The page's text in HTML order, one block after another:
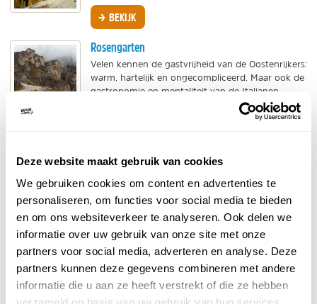
Deze website maakt gebruik van cookies
We gebruiken cookies om content en advertenties te
personaliseren, om functies voor social media te bieden
en om ons websiteverkeer te analyseren. Ook delen we
informatie over uw gebruik van onze site met onze
partners voor social media, adverteren en analyse. Deze
partners kunnen deze gegevens combineren met andere
informatie die u aan ze heeft verstrekt of die ze hebben
BEKIJK
Rosengarten
Velen kennen de gastvrijheid van de Oostenrijkers:
warm, hartelijk en ongecompliceerd. Maar ook de
gastronomie en mentaliteit van de Italianen...
Een van de belangrijkste steden in Zuid-Tirol is
Het is een beetje een mondaine stad en heeft
een...
BEKIJK
Südtirol in Italië
Zuid-Tirol, ook bekend onder de Duitse naam
Südtirol, de Italiaanse naam Alto Adige (gebied
boven de rivier Adige) of kortweg Bolzano, naar